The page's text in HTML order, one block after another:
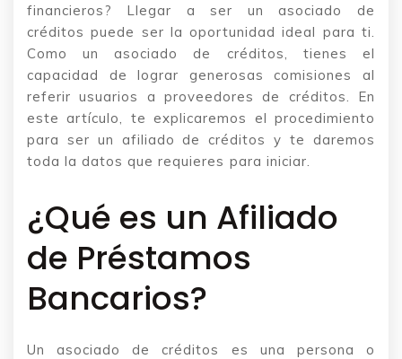
financieros? Llegar a ser un asociado de
créditos puede ser la oportunidad ideal para ti.
Como un asociado de créditos, tienes el
capacidad de lograr generosas comisiones
al
referir usuarios a proveedores de créditos. En
este artículo, te explicaremos el procedimiento
para ser un afiliado de créditos y te daremos
toda la datos que requieres para iniciar.
¿Qué es un Afiliado
de Préstamos
Bancarios?
Un asociado de créditos es una persona o